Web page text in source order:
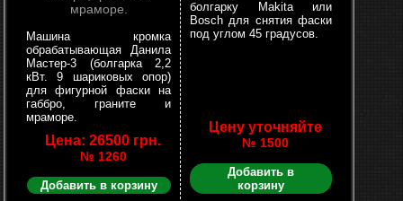
Машина кромка
обрабатывающая Данила
Мастер-3 (болгарка 2,2
кВт. 9 шариковых опор)
для фигурной фаски на
габбро, граните и
мраморе.
Цена: 26500 грн.
№ 1260
Добавить в корзину
болгарку Makita или
Bosch для снятия фаски
под углом 45 градусов.
Цену уточняйте
№ 1500
Добавить в
корзину